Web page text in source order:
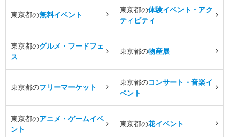
東京都の無料イベント
東京都の体験イベント・アク
ティビティ
東京都のグルメ・フードフェ
ス
東京都の物産展
東京都のフリーマーケット
東京都のコンサート・音楽イ
ベント
東京都のアニメ・ゲームイベ
ント
東京都の花イベント